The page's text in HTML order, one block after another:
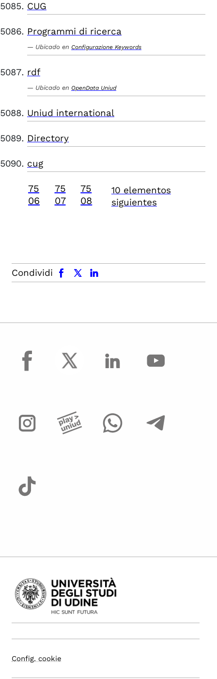
CUG
Programmi di ricerca
Ubicado en Configurazione Keywords
rdf
Ubicado en OpenData Uniud
Uniud international
Directory
cug
75
06
75
07
75
08
10 elementos
siguientes
Condividi
facebook x.com linkedin
facebook
Config. cookie